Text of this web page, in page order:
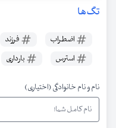
تگ‌ها
اضطراب فرزند
استرس
بارداری
نام و نام خانوادگی (اختیاری)